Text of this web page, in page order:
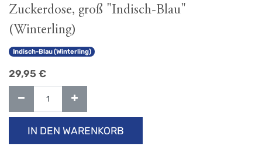
Zuckerdose, groß "Indisch-Blau"
(Winterling)
Indisch-Blau (Winterling)
29,95 €
IN DEN WARENKORB